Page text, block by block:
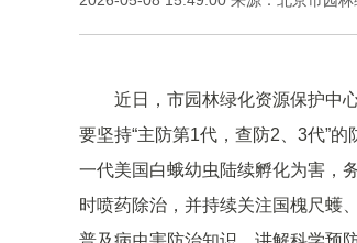
近日，市园林绿化资源保护中
要坚持“主防第1代，查防2、3代”
一代美国白蛾幼虫陆续孵化为害，
时喷药除治，并持续关注国槐尺蠖